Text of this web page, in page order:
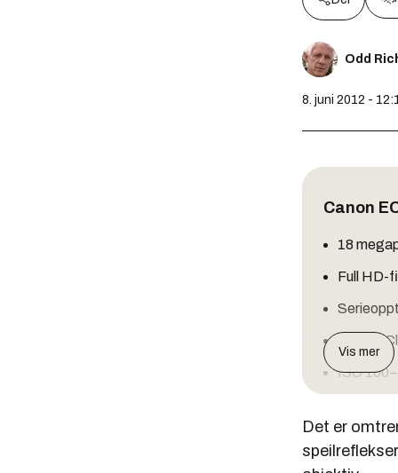
Odd
8. juni 2012 -
Canon
18
Full HD-
Vridbar
ISO
Integrert
Vis mer
Det er